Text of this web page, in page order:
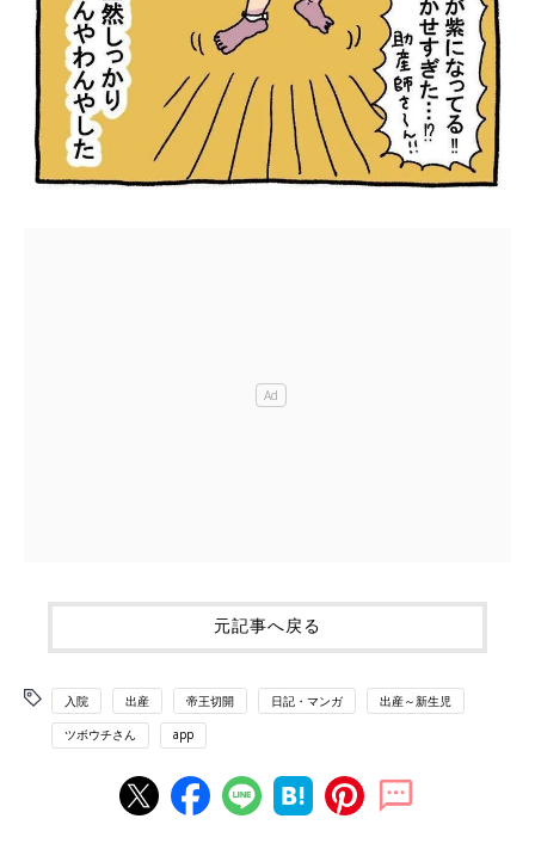
元記事へ戻る
入院 出産 帝王切開 日記・マンガ 出産～新生児
ツボウチさん app